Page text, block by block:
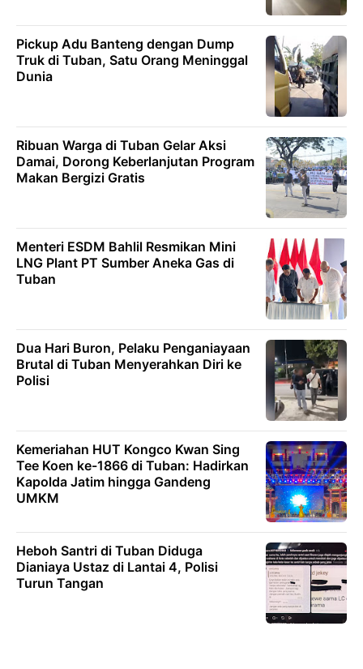
Pickup Adu Banteng dengan Dump
Truk di Tuban, Satu Orang Meninggal
Dunia
Ribuan Warga di Tuban Gelar Aksi
Damai, Dorong Keberlanjutan Program
Makan Bergizi Gratis
Menteri ESDM Bahlil Resmikan Mini
LNG Plant PT Sumber Aneka Gas di
Tuban
Dua Hari Buron, Pelaku Penganiayaan
Brutal di Tuban Menyerahkan Diri ke
Polisi
Kemeriahan HUT Kongco Kwan Sing
Tee Koen ke-1866 di Tuban: Hadirkan
Kapolda Jatim hingga Gandeng
UMKM
Heboh Santri di Tuban Diduga
Dianiaya Ustaz di Lantai 4, Polisi
Turun Tangan